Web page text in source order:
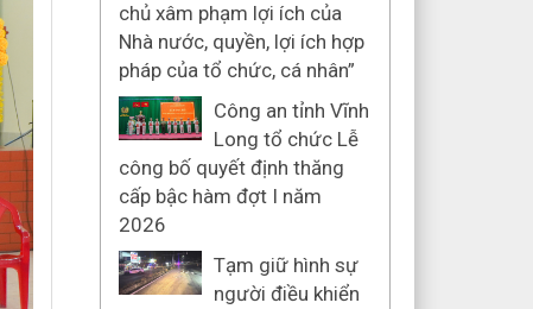
chủ xâm phạm lợi ích của
Nhà nước, quyền, lợi ích hợp
pháp của tổ chức, cá nhân”
Công an tỉnh Vĩnh
Long tổ chức Lễ
công bố quyết định thăng
cấp bậc hàm đợt I năm
2026
Tạm giữ hình sự
người điều khiển